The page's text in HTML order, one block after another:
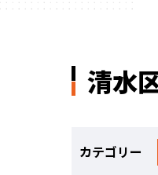
清水
カテゴリー